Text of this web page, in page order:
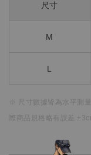
尺寸
M
L
※ 尺寸數據皆為水平測量
際商品規格略有誤差